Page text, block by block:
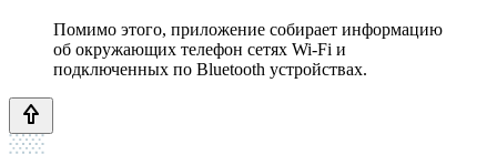
Помимо этого, приложение собирает информацию
об окружающих телефон сетях Wi-Fi и
подключенных по Bluetooth устройствах.